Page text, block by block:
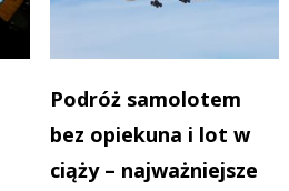
Podróż samolotem
bez opiekuna i lot w
ciąży – najważniejsze